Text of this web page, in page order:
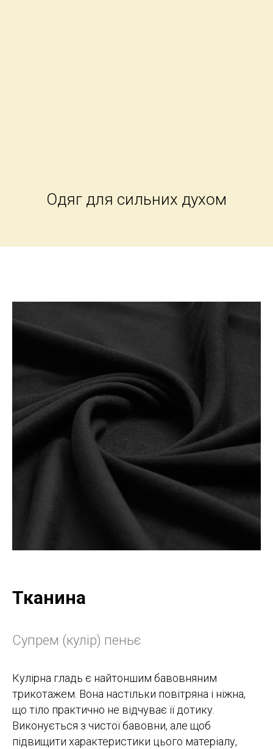
Одяг для сильних духом
Тканина
Супрем (кулір) пеньє
Кулірна гладь є найтоншим бавовняним
трикотажем. Вона настільки повітряна і ніжна,
що тіло практично не відчуває її дотику.
Виконується з чистої бавовни, але щоб
підвищити характеристики цього матеріалу,